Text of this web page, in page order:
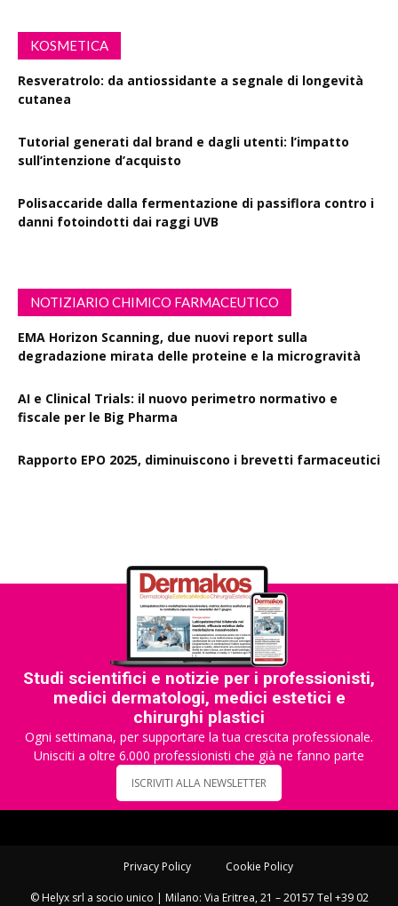
KOSMETICA
Resveratrolo: da antiossidante a segnale di longevità
cutanea
Tutorial generati dal brand e dagli utenti: l’impatto
sull’intenzione d’acquisto
Polisaccaride dalla fermentazione di passiflora contro i
danni fotoindotti dai raggi UVB
NOTIZIARIO CHIMICO FARMACEUTICO
EMA Horizon Scanning, due nuovi report sulla
degradazione mirata delle proteine e la microgravità
AI e Clinical Trials: il nuovo perimetro normativo e
fiscale per le Big Pharma
Rapporto EPO 2025, diminuiscono i brevetti farmaceutici
Studi scientifici e notizie per i professionisti,
medici dermatologi, medici estetici e
chirurghi plastici
Ogni settimana, per supportare la tua crescita professionale.
Unisciti a oltre 6.000 professionisti che già ne fanno parte
ISCRIVITI ALLA NEWSLETTER
Privacy Policy Cookie Policy
© Helyx srl a socio unico | Milano: Via Eritrea, 21 – 20157 Tel +39 02